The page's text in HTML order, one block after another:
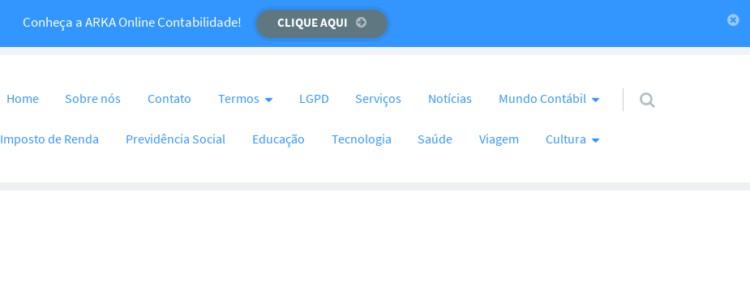
Temos um recado importante para você! CLIQUE AQUI
Conheça a ARKA Online Contabilidade! CLIQUE AQUI
Home Sobre nós Contato Termos LGPD Serviços Notícias Mundo Contábil
Imposto de Renda Previdência Social Educação Tecnologia Saúde Viagem Cultura